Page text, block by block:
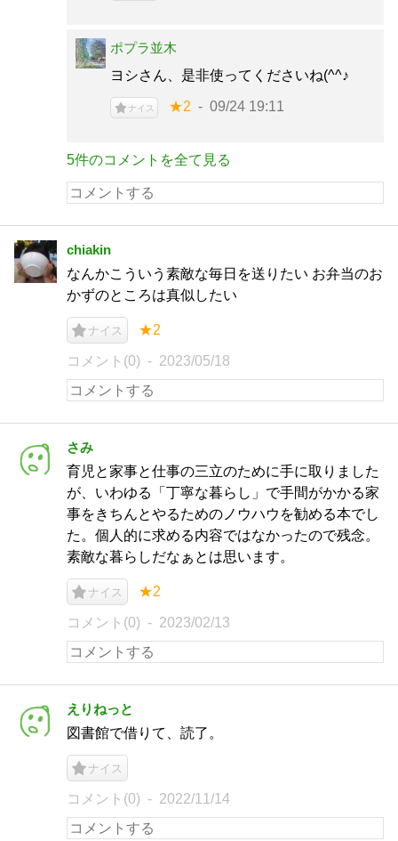
ポプラ並木
ヨシさん、是非使ってくださいね(^^♪
ナイス ★2 09/24 19:11
5件のコメントを全て見る
chiakin
なんかこういう素敵な毎日を送りたい お弁当のお
かずのところは真似したい
ナイス ★2
コメント(0) 2023/05/18
さみ
育児と家事と仕事の三立のために手に取りました
が、いわゆる「丁寧な暮らし」で手間がかかる家
事をきちんとやるためのノウハウを勧める本でし
た。個人的に求める内容ではなかったので残念。
素敵な暮らしだなぁとは思います。
ナイス ★2
コメント(0) 2023/02/13
えりねっと
図書館で借りて、読了。
ナイス
コメント(0) 2022/11/14